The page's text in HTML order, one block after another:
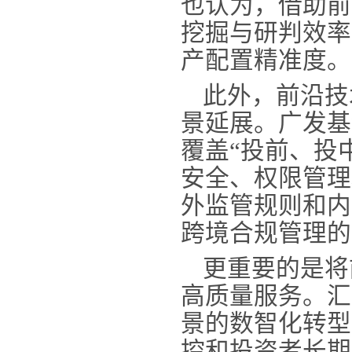
也认为，借助
挖掘与研判效
产配置精准度。
此外，前沿
景延展。广发
覆盖“投前、投
安全、权限管
外监管规则和
跨境合规管理
更重要的是
高质量服务。
景的数智化转